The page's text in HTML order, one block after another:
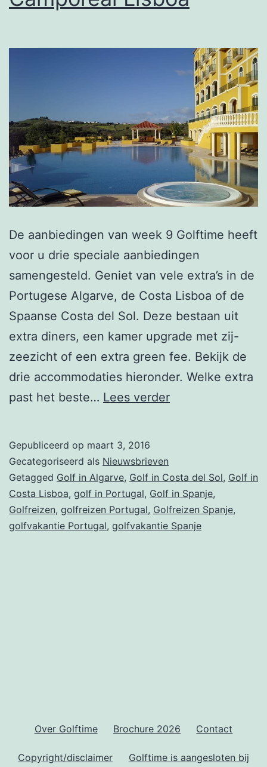
De aanbiedingen van week 9 Golftime heeft
voor u drie speciale aanbiedingen
samengesteld. Geniet van vele extra’s in de
Portugese Algarve, de Costa Lisboa of de
Spaanse Costa del Sol. Deze bestaan uit
extra diners, een kamer upgrade met zij-
zeezicht of een extra green fee. Bekijk de
drie accommodaties hieronder. Welke extra
past het beste… Lees verderNieuwsbrief
Penina,
IBEROSTAR
Costa
Gepubliceerd op maart 3, 2016
Gecategoriseerd als Nieuwsbrieven
Getagged Golf in Algarve, Golf in Costa del Sol, Golf in
Costa Lisboa, golf in Portugal, Golf in Spanje,
Golfreizen, golfreizen Portugal, Golfreizen Spanje,
golfvakantie Portugal, golfvakantie Spanje
Over Golftime Brochure 2026 Contact
Copyright/disclaimer Golftime is aangesloten bij